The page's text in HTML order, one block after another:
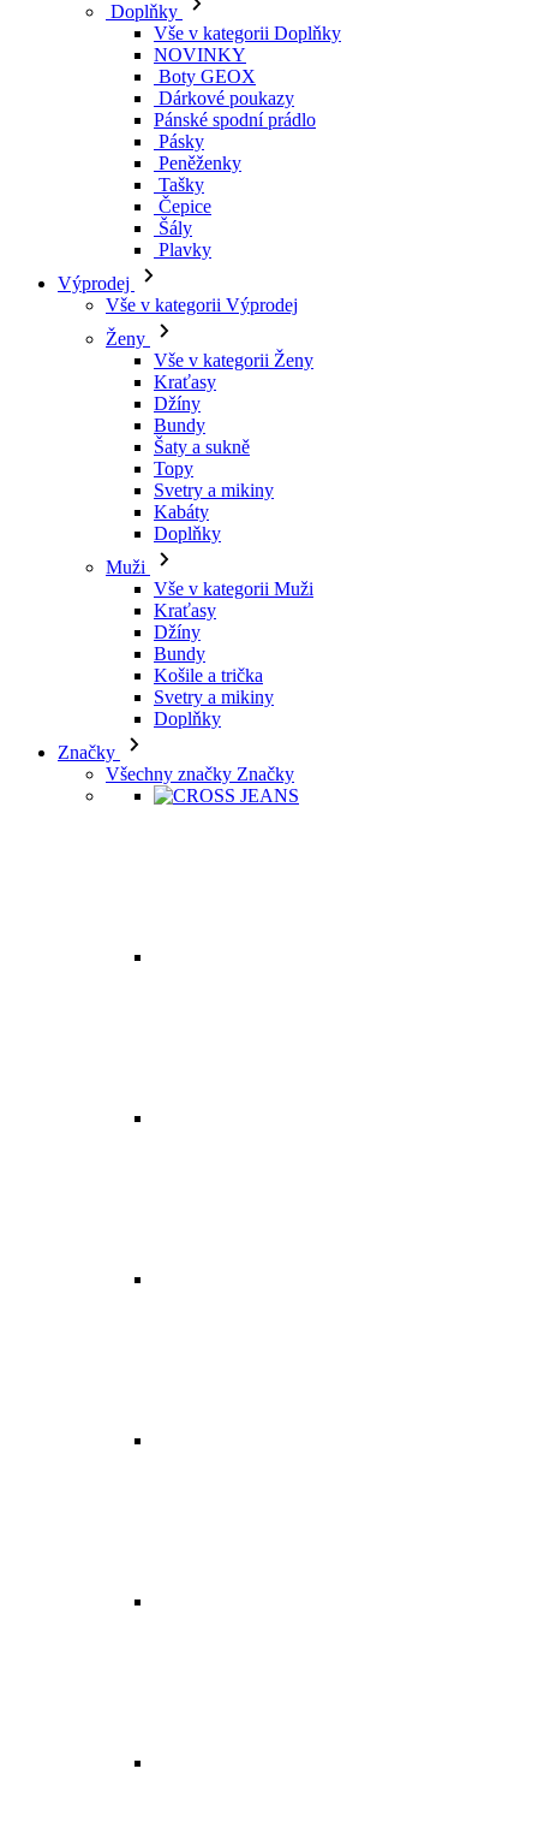
Doplňky
Vše v kategorii Doplňky
NOVINKY
Boty GEOX
Dárkové poukazy
Pánské spodní prádlo
Pásky
Peněženky
Tašky
Čepice
Šály
Plavky
Výprodej
Vše v kategorii Výprodej
Ženy
Vše v kategorii Ženy
Kraťasy
Džíny
Bundy
Šaty a sukně
Topy
Svetry a mikiny
Kabáty
Doplňky
Muži
Vše v kategorii Muži
Kraťasy
Džíny
Bundy
Košile a trička
Svetry a mikiny
Doplňky
Značky
Všechny značky Značky